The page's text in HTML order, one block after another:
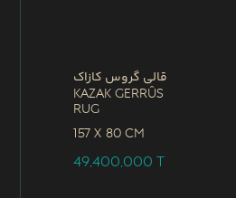
قالی گروس کازاک
Kazak Gerrûs
Rug
157 x 80 CM
49,400,000T